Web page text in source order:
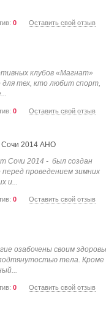
0 Оставить свой отзыв
клубов «Магнат»
для тех, кто любит спорт,
0 Оставить свой отзыв
Сочи 2014 АНО
Сочи 2014 - был создан
перед проведением зимних
и...
0 Оставить свой отзыв
озабочены своим
тела. Кроме
0 Оставить свой отзыв